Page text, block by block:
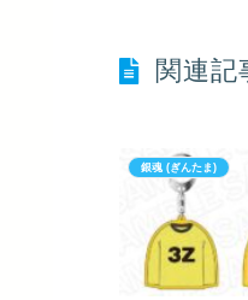
関連記
銀魂 (ぎんたま)